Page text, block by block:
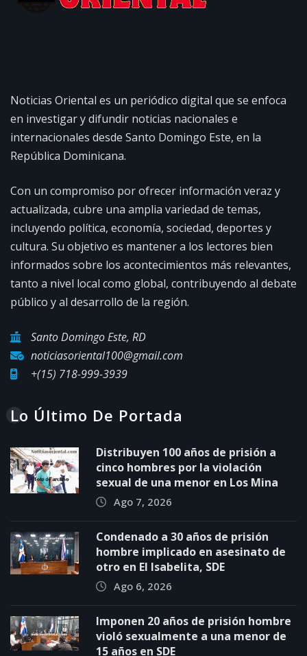
Noticias Oriental es un periódico digital que se enfoca
en investigar y difundir noticias nacionales e
internacionales desde Santo Domingo Este, en la
República Dominicana.
Con un compromiso por ofrecer información veraz y
actualizada, cubre una amplia variedad de temas,
incluyendo política, economía, sociedad, deportes y
cultura. Su objetivo es mantener a los lectores bien
informados sobre los acontecimientos más relevantes,
tanto a nivel local como global, contribuyendo al debate
público y al desarrollo de la región.
Santo Domingo Este, RD
noticiasoriental100@gmail.com
+(15) 718-999-3939
Lo Último De Portada
Distribuyen 100 años de prisión a
cinco hombres por la violación
sexual de una menor en Los Mina
Ago 7, 2026
Condenado a 30 años de prisión
hombre implicado en asesinato de
otro en El Isabelita, SDE
Ago 6, 2026
Imponen 20 años de prisión hombre
violó sexualmente a una menor de
15 años en SDE